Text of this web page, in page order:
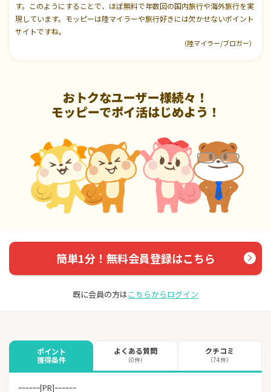
す。このようにすることで、ほぼ無料で年数回の国内旅行や海外旅行を実
現しています。モッピーは陸マイラーや旅行好きには欠かせないポイント
サイトですね。
（陸マイラー/ブロガー）
おトクなユーザー様続々！
モッピーでポイ活はじめよう！
簡単1分！無料会員登録はこちら
既に会員の方はこちらからログイン
ポイント
獲得条件
よくある質問
（0件）
クチコミ
（74件）
ｰｰｰｰｰｰ[PR]ｰｰｰｰｰｰ